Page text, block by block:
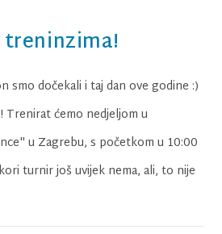
smo dočekali i taj dan ove godine :)
Trenirat ćemo nedjeljom u
u Zagrebu, s početkom u 10:00
turnir još uvijek nema, ali, to nije